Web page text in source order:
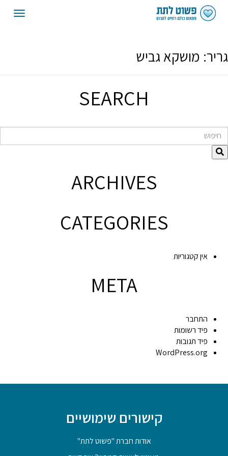
גריר: מושקא גביש
SEARCH
חיפוש
ARCHIVES
CATEGORIES
אין קטגוריות
META
התחבר
פיד רשומות
פיד תגובות
WordPress.org
קישורים שימושיים
אודות חברת "פשוט לתת"